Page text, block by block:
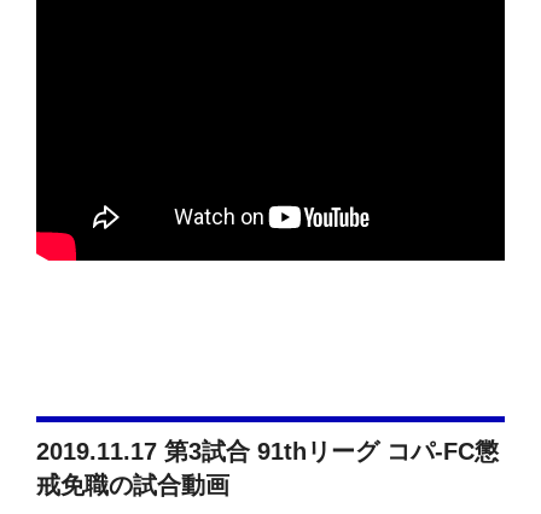
2019.11.17 第3試合 91thリーグ コパ-FC懲
戒免職の試合動画